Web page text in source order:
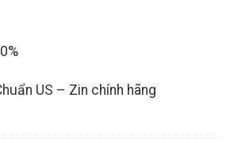
US – Zin chính hãng